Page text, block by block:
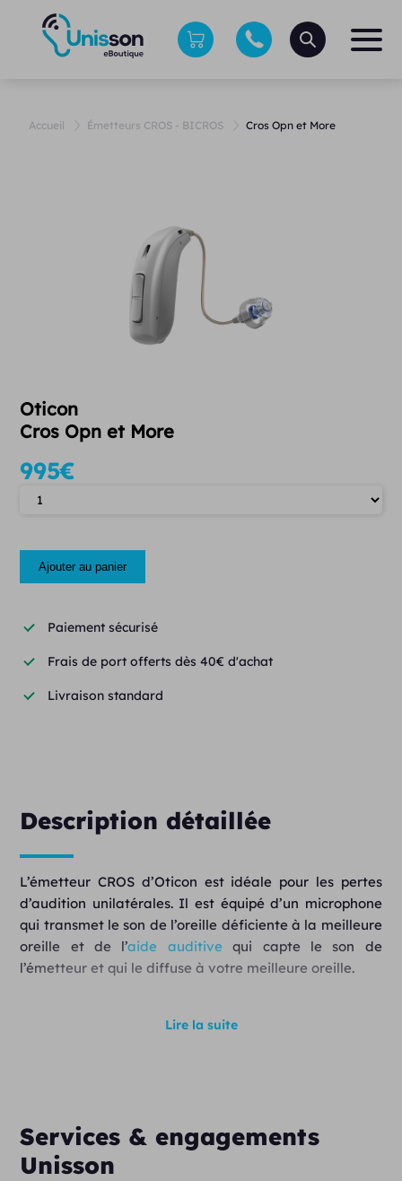
Accueil Émetteurs CROS - BICROS Cros Opn et More
Oticon
Cros Opn et More
995€
Quantité
Ajouter au panier
Paiement sécurisé
Frais de port offerts dès 40€ d'achat
Livraison standard
Description détaillée
L’émetteur CROS d’Oticon est idéale pour les pertes
d’audition unilatérales. Il est équipé d’un microphone
qui transmet le son de l’oreille déficiente à la meilleure
oreille et de l’aide auditive qui capte le son de
l’émetteur et qui le diffuse à votre meilleure oreille.
l’OpenSound Navigator (version optimisée) permettant
L’émetteur Oticon CROS est compatible aves mes
miniRITE d’Oticon.
Lire la suite
Services & engagements
Unisson